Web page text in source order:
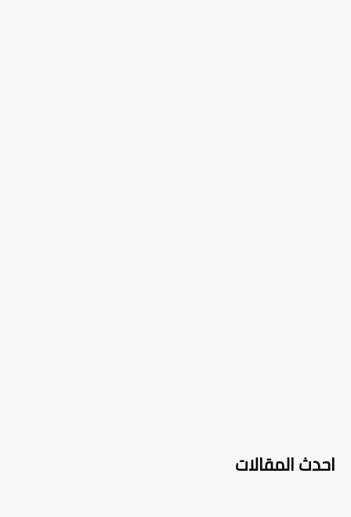
احدث المقالات